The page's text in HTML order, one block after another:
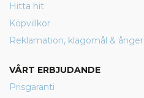
Hitta hit
Köpvillkor
Reklamation, klagomål & ånger
VÅRT ERBJUDANDE
Prisgaranti